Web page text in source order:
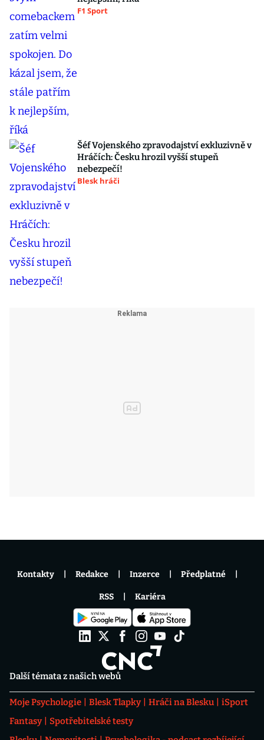
F1 Sport
Šéf Vojenského zpravodajství exkluzivně v
Hráčích: Česku hrozil vyšší stupeň
nebezpečí!
Blesk hráči
Další témata z našich webů
Moje Psychologie Blesk Tlapky Hráči na Blesku
iSport
Fantasy
Spotřebitelské testy
Kontakty Redakce Inzerce Předplatné
RSS Kariéra